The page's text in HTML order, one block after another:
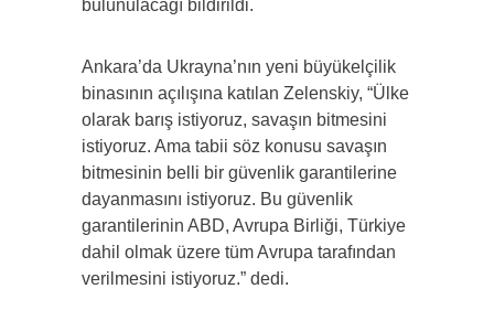
bulunulacağı bildirildi.
Ankara’da Ukrayna’nın yeni büyükelçilik
binasının açılışına katılan Zelenskiy, “Ülke
olarak barış istiyoruz, savaşın bitmesini
istiyoruz. Ama tabii söz konusu savaşın
bitmesinin belli bir güvenlik garantilerine
dayanmasını istiyoruz. Bu güvenlik
garantilerinin ABD, Avrupa Birliği, Türkiye
dahil olmak üzere tüm Avrupa tarafından
verilmesini istiyoruz.” dedi.